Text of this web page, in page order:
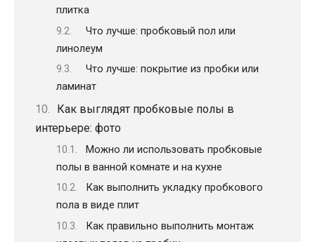
плитка
Что лучше: пробковый пол или
линолеум
Что лучше: покрытие из пробки или
ламинат
Как выглядят пробковые полы в
интерьере: фото
Можно ли использовать пробковые
полы в ванной комнате и на кухне
Как выполнить укладку пробкового
пола в виде плит
Как правильно выполнить монтаж